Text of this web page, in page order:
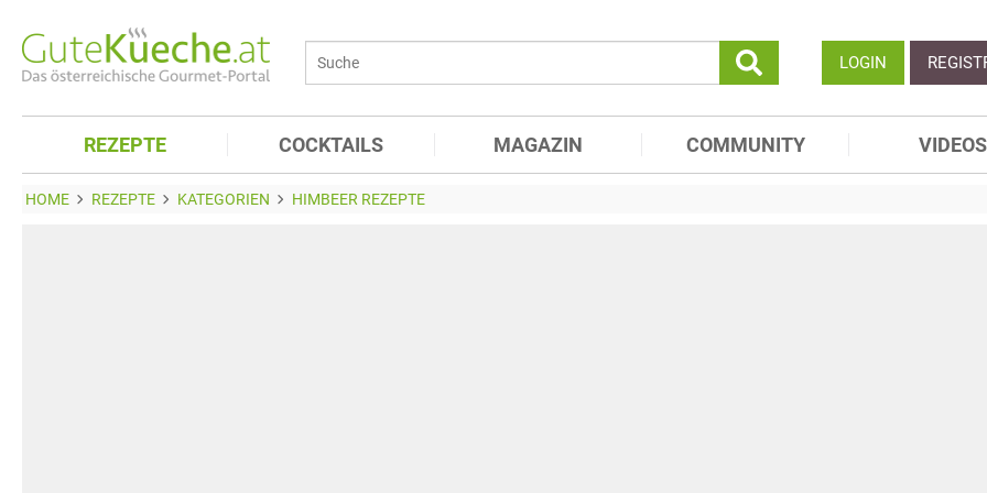
LOGIN
REZEPTE COCKTAILS MAGAZIN COMMUNITY VIDEOS
HOME REZEPTE KATEGORIEN HIMBEER REZEPTE